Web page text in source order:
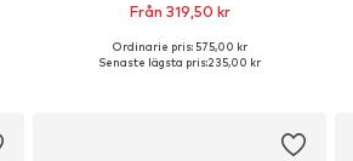
Från 319,50 kr
Tillgänglig i många storlekar
Ordinarie pris: 575,00 kr
Senaste lägsta pris:235,00 kr